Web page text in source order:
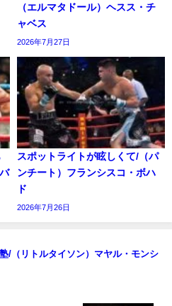
（エルマタドール）ヘスス・チ
ャベス
2026年7月27日
スポットライトが眩しくて/（パ
ンチート）フランシスコ・ボハ
ド
2026年7月26日
/（リトルタイソン）マヤル・モンシ